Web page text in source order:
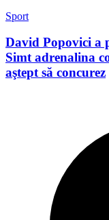
Sport
David Popovici a
Simt adrenalina
aştept să concurez